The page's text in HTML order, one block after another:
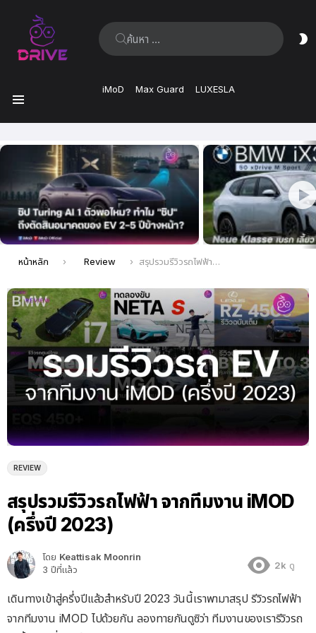
ค้นหา:
iMoD Max Guard LUXESLA
ล่าสุด
คุณอยู่ที่นี่:
หน้าหลัก Review สรุปรวมรีวิวรถไฟฟ้า จากทีมงาน iMOD (ครึ่งปี 2023)
REVIEW
สรุปรวมรีวิวรถไฟฟ้า จากทีมงาน iMOD
(ครึ่งปี 2023)
โดย Keattisak Moonrin
3 ปีที่แล้ว
2k ดู
เดินทางเข้าสู่ครึ่งปีแล้วสำหรับปี 2023 วันนี้เราพามาสรุป รีวิวรถไฟฟ้า
จากทีมงาน iMOD ไปด้วยกัน ลองทายกันดูซิว่า ทีมงานของเรารีวิวรถ